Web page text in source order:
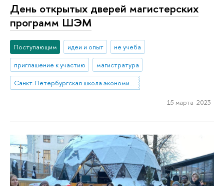
День открытых дверей магистерских
программ ШЭМ
Поступающим идеи и опыт
не учеба
приглашение к участию
магистратура
Санкт-Петербургская школа экономики и менеджмента
15 марта 2023